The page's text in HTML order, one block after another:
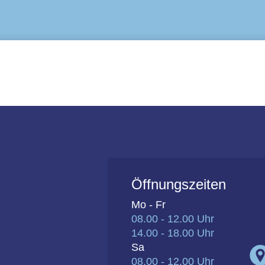
Öffnungszeiten
Mo - Fr
08.00 - 12.00 Uhr
14.00 - 18.00 Uhr
Sa
08.00 - 12.00 Uhr